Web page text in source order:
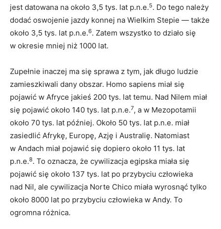
jest datowana na około 3,5 tys. lat p.n.e.5. Do tego należy
dodać oswojenie jazdy konnej na Wielkim Stepie — także
około 3,5 tys. lat p.n.e.6. Zatem wszystko to działo się
w okresie mniej niż 1000 lat.
Zupełnie inaczej ma się sprawa z tym, jak długo ludzie
zamieszkiwali dany obszar. Homo sapiens miał się
pojawić w Afryce jakieś 200 tys. lat temu. Nad Nilem miał
się pojawić około 140 tys. lat p.n.e.7, a w Mezopotamii
około 70 tys. lat później. Około 50 tys. lat p.n.e. miał
zasiedlić Afrykę, Europę, Azję i Australię. Natomiast
w Andach miał pojawić się dopiero około 11 tys. lat
p.n.e.8. To oznacza, że cywilizacja egipska miała się
pojawić się około 137 tys. lat po przybyciu człowieka
nad Nil, ale cywilizacja Norte Chico miała wyrosnąć tylko
około 8000 lat po przybyciu człowieka w Andy. To
ogromna różnica.